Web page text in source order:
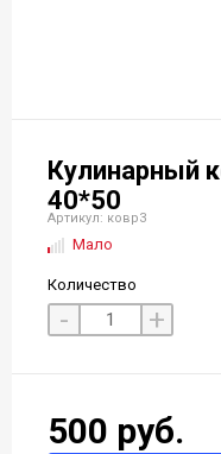
Кулинарный
40*50
Артикул: ковр3
Мало
Количество
- +
500 руб.